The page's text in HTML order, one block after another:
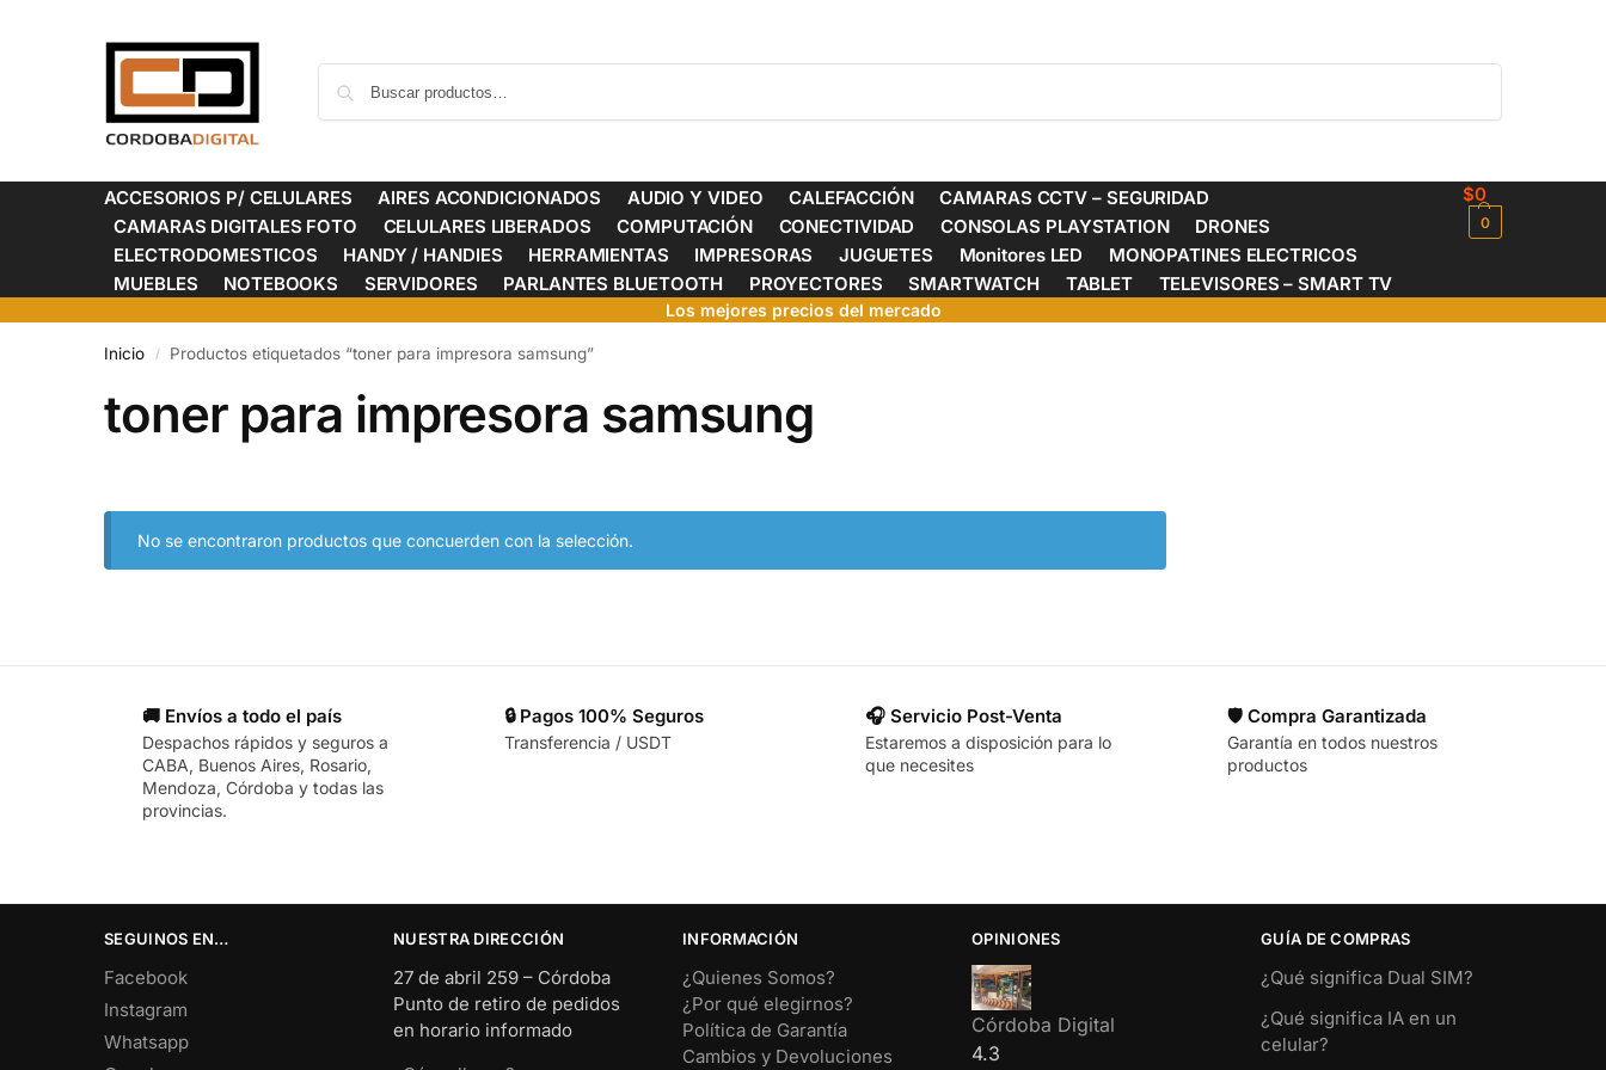
ACCESORIOS P/ CELULARES AIRES ACONDICIONADOS AUDIO Y VIDEO CALEFACCIÓN
CAMARAS CCTV – SEGURIDAD
CAMARAS DIGITALES FOTO
CELULARES LIBERADOS COMPUTACIÓN CONECTIVIDAD CONSOLAS PLAYSTATION
DRONES
ELECTRODOMESTICOS
HANDY / HANDIES HERRAMIENTAS IMPRESORAS JUGUETES Monitores LED
MONOPATINES ELECTRICOS
MUEBLES
NOTEBOOKS SERVIDORES PARLANTES BLUETOOTH PROYECTORES SMARTWATCH TABLET TELEVISORES – SMART TV
$0
0
Los mejores precios del mercado
Inicio / Productos etiquetados “toner para impresora samsung”
toner para impresora samsung
No se encontraron productos que concuerden con la selección.
🚚 Envíos a todo el país
Despachos rápidos y seguros a
CABA, Buenos Aires, Rosario,
Mendoza, Córdoba y todas las
provincias.
🔒 Pagos 100% Seguros
Transferencia / USDT
🎧 Servicio Post-Venta
Estaremos a disposición para lo
que necesites
🛡️ Compra Garantizada
Garantía en todos nuestros
productos
SEGUINOS EN…
Facebook
Instagram
Whatsapp
NUESTRA DIRECCIÓN
27 de abril 259 – Córdoba
Punto de retiro de pedidos
en horario informado
INFORMACIÓN
¿Quienes Somos?
¿Por qué elegirnos?
Política de Garantía
Cambios y Devoluciones
OPINIONES
Córdoba Digital
4.3
GUÍA DE COMPRAS
¿Qué significa Dual SIM?
¿Qué significa IA en un
celular?